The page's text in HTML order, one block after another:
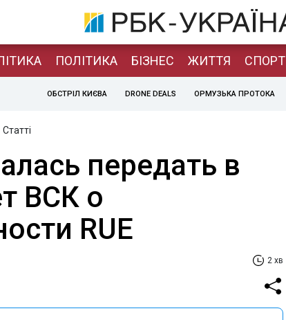
ПОЛІТИКА БІЗНЕС ЖИТТЯ СПОРТ
ОБСТРІЛ КИЄВА DRONE DEALS ОРМУЗЬКА ПРОТОКА
Статті
передать в
ВСК о
RUE
2 хв